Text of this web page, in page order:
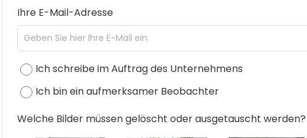
Ihre E-Mail-Adresse
Ich schreibe im Auftrag des Unternehmens
Ich bin ein aufmerksamer Beobachter
Welche Bilder müssen gelöscht oder ausgetauscht werden?